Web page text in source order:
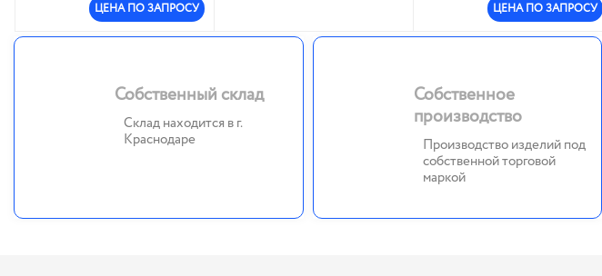
ЦЕНА ПО ЗАПРОСУ ЦЕНА ПО ЗАПРОСУ
Собственный склад
Склад находится в г.
Краснодаре
Собственное
производство
Производство изделий под
собственной торговой
маркой